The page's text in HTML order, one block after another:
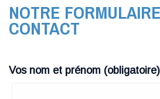
NOTRE
CONTACT
Vos nom et prénom (obligatoire)